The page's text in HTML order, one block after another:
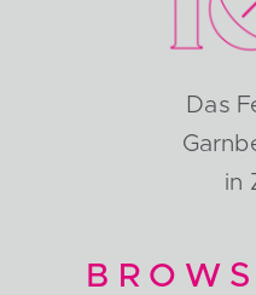
Das
in